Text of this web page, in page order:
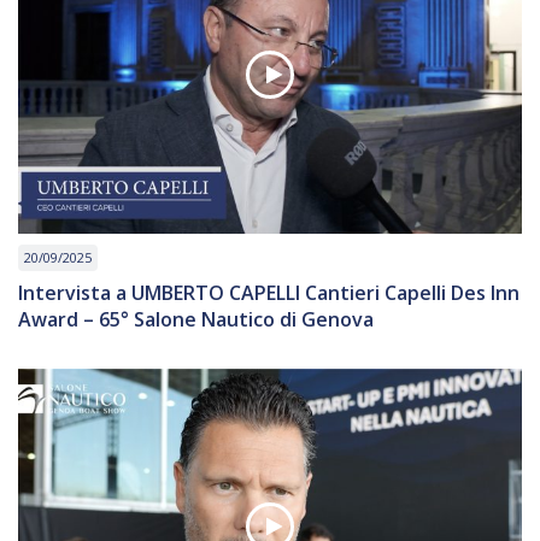
20/09/2025
Intervista a UMBERTO CAPELLI Cantieri Capelli Des Inn
Award – 65° Salone Nautico di Genova